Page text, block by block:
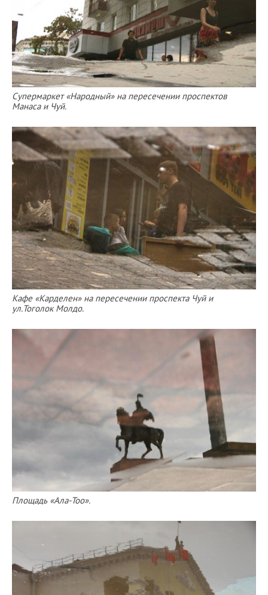
Супермаркет «Народный» на пересечении проспектов
Манаса и Чуй.
Кафе «Карделен» на пересечении проспекта Чуй и
ул.Тоголок Молдо.
Площадь «Ала-Тоо».